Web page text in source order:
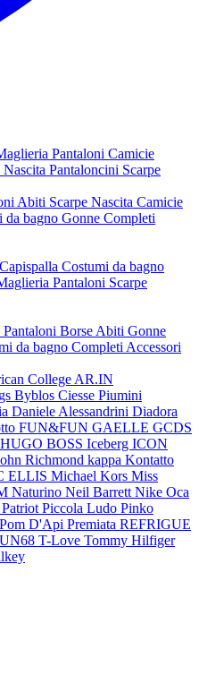
Pantaloni Camicie
Nascita Pantaloncini Scarpe
Abiti Scarpe Nascita Camicie
da bagno Gonne Completi
Capispalla Costumi da bagno
Pantaloni Scarpe
Pantaloni Borse Abiti Gonne
da bagno Completi Accessori
College AR.IN
Byblos Ciesse Piumini
Daniele Alessandrini Diadora
FUN&FUN GAELLE GCDS
HUGO BOSS Iceberg ICON
Richmond kappa Kontatto
ELLIS Michael Kors Miss
Naturino Neil Barrett Nike Oca
Patriot Piccola Ludo Pinko
Pom D'Api Premiata REFRIGUE
T-Love Tommy Hilfiger